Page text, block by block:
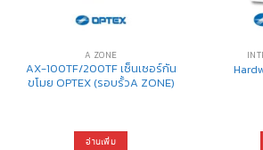
A ZONE
AX-100TF/200TF เซ็นเซอร์กัน
ขโมย OPTEX (รอบรั้วA ZONE)
อ่านเพิ่ม